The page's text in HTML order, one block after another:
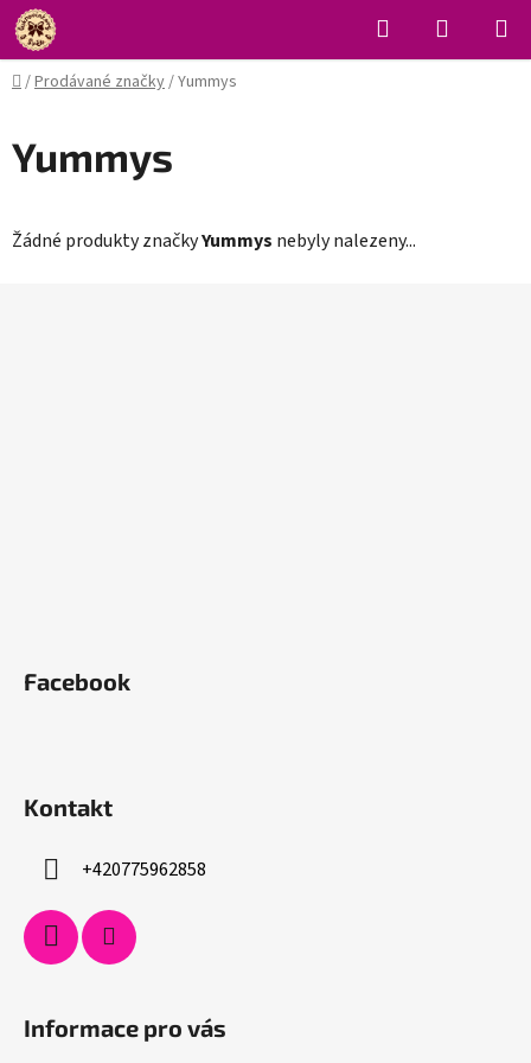
Přejít
na
obsah
Hledat
KOŠÍK
Domů
/Prodávané značky/Yummys
Yummys
Žádné produkty značkyYummys nebyly nalezeny...
Facebook
Kontakt
+420775962858
Informace pro vás